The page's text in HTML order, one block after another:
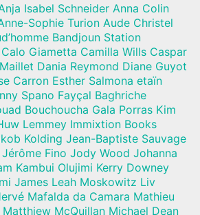
Isabel Schneider Anna Colin
Sophie Turion Aude Christel
Bandjoun Station
Giametta Camilla Wills Caspar
Dania Reymond Diane Guyot
Carron Esther Salmona etaïn
Spano Fayçal Baghriche
Bouchoucha Gala Porras Kim
Lemmey Immixtion Books
Kolding Jean-Baptiste Sauvage
Fino Jody Wood Johanna
Kambui Olujimi Kerry Downey
James Leah Moskowitz Liv
Mafalda da Camara Mathieu
McQuillan Michael Dean